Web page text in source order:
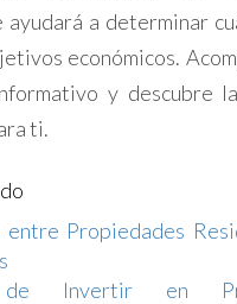
a determinar
económicos.
y descubre
ti.
entre Propiedades
de Invertir en